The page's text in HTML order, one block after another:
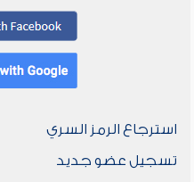
استرجاع الرمز السري
تسجيل عضو جديد